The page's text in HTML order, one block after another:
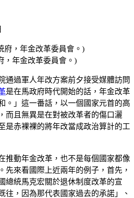
，年金改革委員會。)
通過軍人年改方案前夕接受媒體訪問
是在馬政府時代開始的話，年金改革
。」這一番話，以一個國家元首的高
而且無異是在對被改革者的傷口灑
是赤裸裸的將年改當成政治算計的工
推動年金改革，也不是每個國家都像
先來看國際上近兩年的例子，首先，
總統馬克宏關於退休制度改革的宣
往，因為那代表國家過去的承諾」、